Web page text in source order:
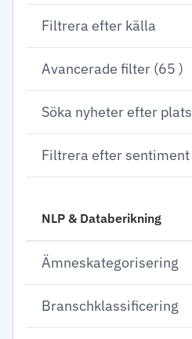
Filtrera efter källa
Avancerade filter (65 )
Söka nyheter efter plats
Filtrera efter sentiment
NLP & Databerikning
Ämneskategorisering
Branschklassificering